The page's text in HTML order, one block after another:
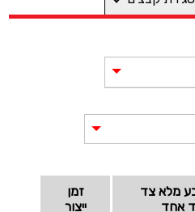
מלא צד
אחד
זמן
ייצור